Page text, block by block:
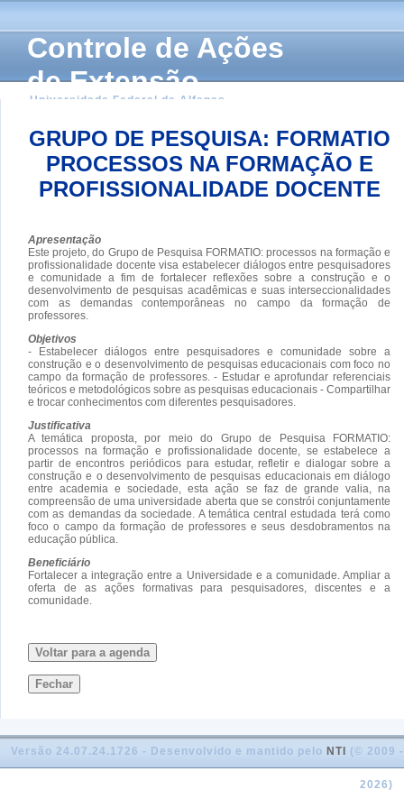
Controle de Ações
de Extensão
Universidade Federal de Alfenas
GRUPO DE PESQUISA: FORMATIO
PROCESSOS NA FORMAÇÃO E
PROFISSIONALIDADE DOCENTE
Apresentação
Este projeto, do Grupo de Pesquisa FORMATIO: processos na formação e
profissionalidade docente visa estabelecer diálogos entre pesquisadores
e comunidade a fim de fortalecer reflexões sobre a construção e o
desenvolvimento de pesquisas acadêmicas e suas interseccionalidades
com as demandas contemporâneas no campo da formação de
professores.
Objetivos
- Estabelecer diálogos entre pesquisadores e comunidade sobre a
construção e o desenvolvimento de pesquisas educacionais com foco no
campo da formação de professores. - Estudar e aprofundar referenciais
teóricos e metodológicos sobre as pesquisas educacionais - Compartilhar
e trocar conhecimentos com diferentes pesquisadores.
Justificativa
A temática proposta, por meio do Grupo de Pesquisa FORMATIO:
processos na formação e profissionalidade docente, se estabelece a
partir de encontros periódicos para estudar, refletir e dialogar sobre a
construção e o desenvolvimento de pesquisas educacionais em diálogo
entre academia e sociedade, esta ação se faz de grande valia, na
compreensão de uma universidade aberta que se constrói conjuntamente
com as demandas da sociedade. A temática central estudada terá como
foco o campo da formação de professores e seus desdobramentos na
educação pública.
Beneficiário
Fortalecer a integração entre a Universidade e a comunidade. Ampliar a
oferta de as ações formativas para pesquisadores, discentes e a
comunidade.
Voltar para a agenda
Fechar
Versão 24.07.24.1726 - Desenvolvido e mantido pelo NTI (© 2009 -
2026)